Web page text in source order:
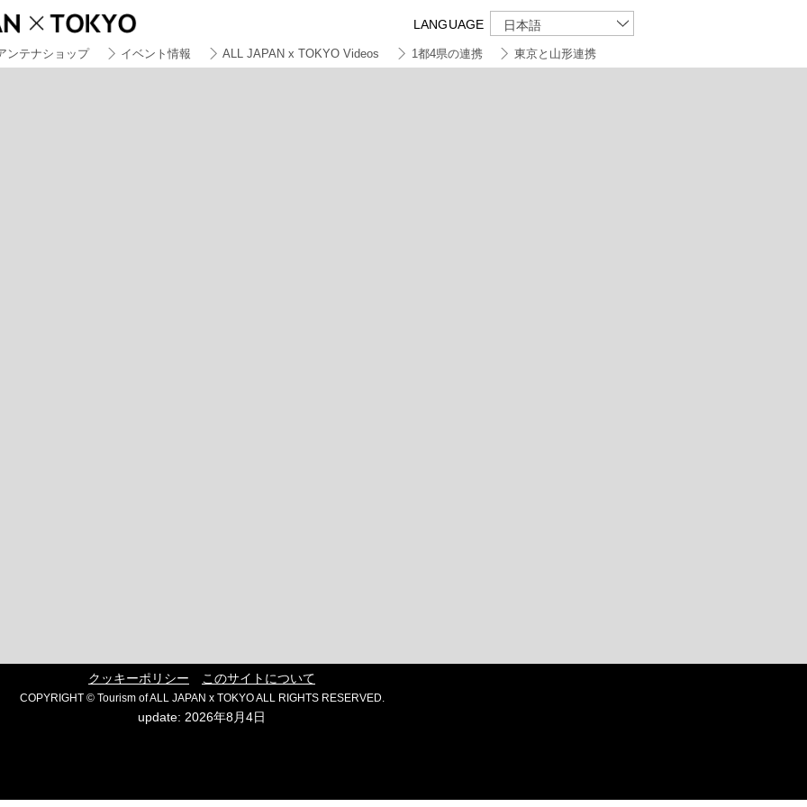
LANGUAGE 日本語
ンテナショップ イベント情報 ALL JAPAN x TOKYO Videos 1都4県の連携 東京と山形連携
クッキーポリシー このサイトについて
COPYRIGHT © Tourism of ALL JAPAN x TOKYO ALL RIGHTS RESERVED.
update: 2026年8月4日